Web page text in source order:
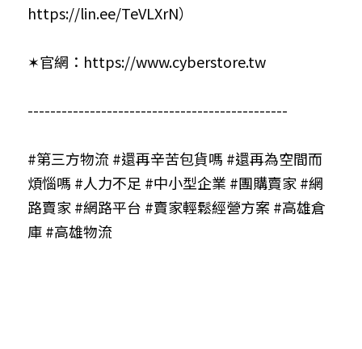
https://lin.ee/TeVLXrN）
✶官網： https://www.cyberstore.tw
----------------------------------------------
#第三方物流 #還再辛苦包貨嗎 #還再為空間而
煩惱嗎 #人力不足 #中小型企業 #團購賣家 #網
路賣家 #網路平台 #賣家輕鬆經營方案 #高雄倉
庫#高雄物流